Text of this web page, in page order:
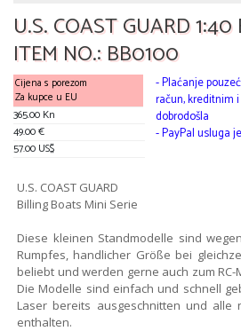
U.S. COAST GUARD
ITEM NO.: BB0100
Cijena s porezom
Za kupce u EU
365.00 Kn
49.00 €
57.00 US$
- Plaćanje
račun, kreditnim
dobrodošla
- PayPal usluga
U.S. COAST GUARD
Billing Boats Mini Serie
Diese kleinen Standmodelle sind
Rumpfes, handlicher Größe bei
beliebt und werden gerne auch zum
Die Modelle sind einfach und schnell
Laser bereits ausgeschnitten und alle
enthalten.